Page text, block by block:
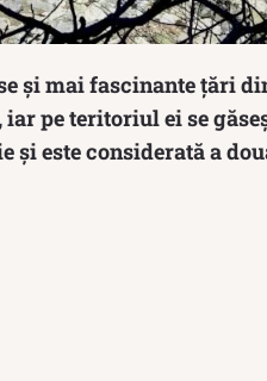
și mai fascinante țări
pe teritoriul ei se
și este considerată a